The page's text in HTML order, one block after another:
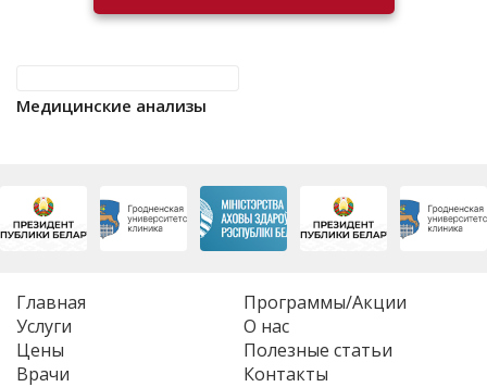
Медицинские анализы
Главная
Услуги
Цены
Врачи
Программы/Акции
О нас
Полезные статьи
Контакты